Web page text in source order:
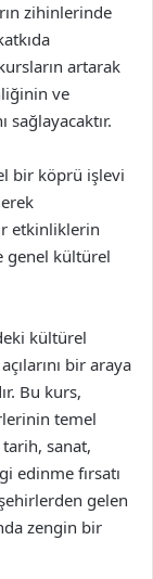
zihinlerinde
artarak
ve
sağlayacaktır.
bir köprü işlevi
etkinliklerin
genel kültürel
kültürel
bir araya
Bu kurs,
temel
tarih, sanat,
edinme fırsatı
gelen
zengin bir